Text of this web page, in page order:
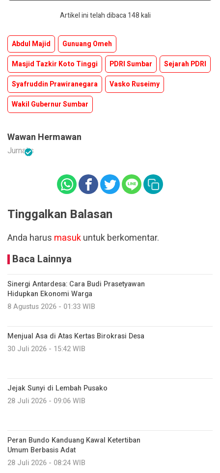
Artikel ini telah dibaca 148 kali
Abdul Majid
Gunuang Omeh
Masjid Tazkir Koto Tinggi
PDRI Sumbar
Sejarah PDRI
Syafruddin Prawiranegara
Vasko Ruseimy
Wakil Gubernur Sumbar
Wawan Hermawan
Jurnalis
Tinggalkan Balasan
Anda harus masukuntuk berkomentar.
Baca Lainnya
Sinergi Antardesa: Cara Budi Prasetyawan
Hidupkan Ekonomi Warga
8 Agustus 2026 - 01:33 WIB
Menjual Asa di Atas Kertas Birokrasi Desa
30 Juli 2026 - 15:42 WIB
Jejak Sunyi di Lembah Pusako
28 Juli 2026 - 09:06 WIB
Peran Bundo Kanduang Kawal Ketertiban
Umum Berbasis Adat
28 Juli 2026 - 08:24 WIB